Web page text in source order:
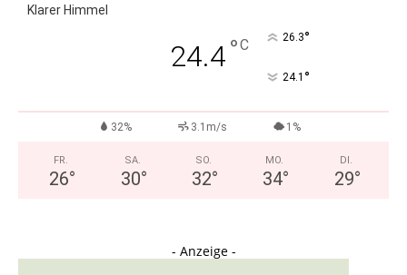
Klarer Himmel
24.4°C 26.3°
24.1 °
32% 3.1m/s 1%
FR.
26°
SA.
30°
SO.
32°
MO.
34°
DI.
29°
- Anzeige -